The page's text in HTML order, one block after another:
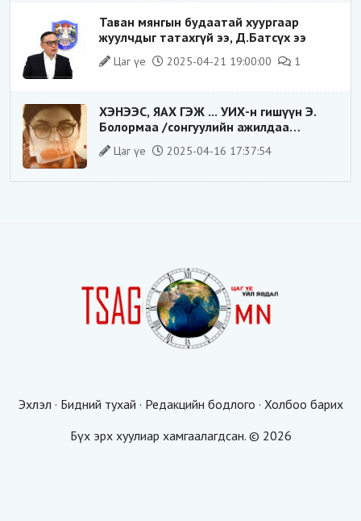
Таван мянгын будаатай хуургаар
жуулчдыг татахгүй ээ, Д.Батсүх ээ
Цаг үе 2025-04-21 19:00:00 1
ХЭНЭЭС, ЯАХ ГЭЖ ... УИХ-н гишүүн Э.
Болормаа /сонгуулийн ажилдаа
гадаадын компаниас хандив авсан уу/
Цаг үе 2025-04-16 17:37:54
Эхлэл · Бидний тухай · Редакцийн бодлого · Холбоо барих
Бүх эрх хуулиар хамгаалагдсан. © 2026